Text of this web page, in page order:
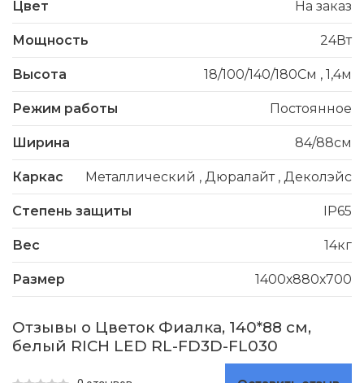
Цвет На заказ
Мощность 24Вт
Высота 18/100/140/180См , 1,4м
Режим работы Постоянное
Ширина 84/88см
Каркас Металлический , Дюралайт, Деколэйс
Степень защиты IP65
Вес 14кг
Размер 1400х880х700
Отзывы о Цветок Фиалка, 140*88 см,
белый RICH LED RL-FD3D-FL030